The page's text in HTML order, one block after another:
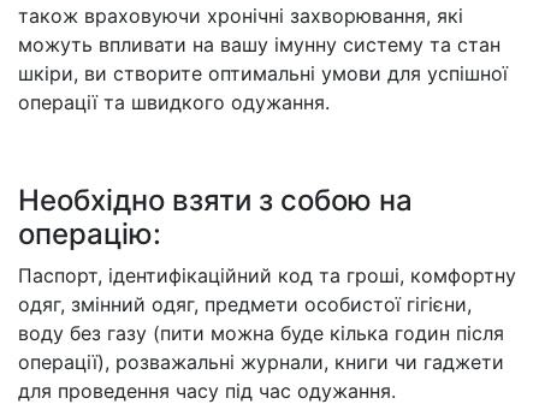
також враховуючи хронічні захворювання, які
можуть впливати на вашу імунну систему та стан
шкіри, ви створите оптимальні умови для успішної
операції та швидкого одужання.
Необхідно взяти з собою на
операцію:
Паспорт, ідентифікаційний код та гроші, комфортну
одяг, змінний одяг, предмети особистої гігієни,
воду без газу (пити можна буде кілька годин після
операції), розважальні журнали, книги чи гаджети
для проведення часу під час одужання.